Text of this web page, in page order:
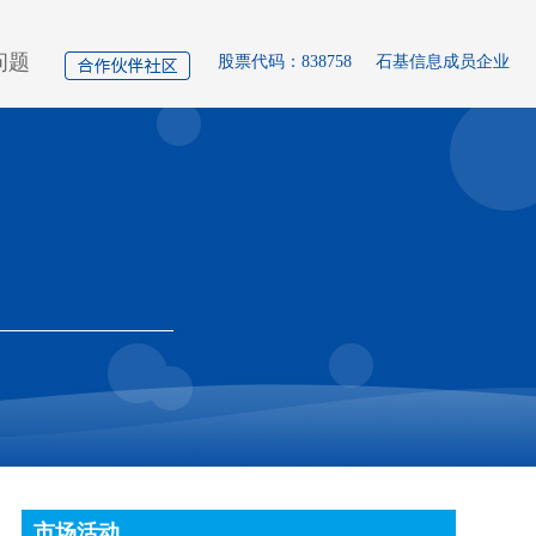
股票代码：838758 石基信息成员企业
题